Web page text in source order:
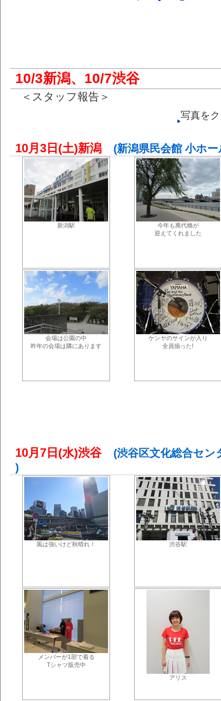
10/3新潟、10/7渋谷
＜スタッフ報告＞
写真を
10月3日(土)新潟 (新潟県民会館 小ホー
新潟駅
今年も萬代橋が
迎えてくれました
会場は公園の中
昨年の会場は隣にあります
ケンヤのサインが入り
全員揃った!
10月7日(水)渋谷 (渋谷区文化総合セ
)
風は強いけど秋晴れ！ 渋谷駅
メンバーが1部で着る
Tシャツ販売中
アリス